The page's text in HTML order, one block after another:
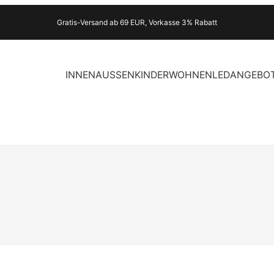
Gratis-Versand ab 69 EUR, Vorkasse 3% Rabatt
INNENAUSSENKINDERWOHNENLED